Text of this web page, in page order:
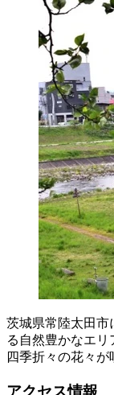
茨城県常陸太田市
る自然豊かなエリ
四季折々の花々が
アクセス情報